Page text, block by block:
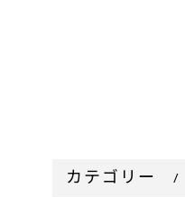
カテゴリー